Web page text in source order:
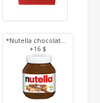
*Nutella chocolate 350 g
+16 $